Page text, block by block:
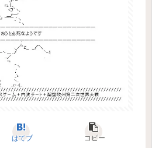
はてブ コピー